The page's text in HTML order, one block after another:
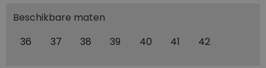
Beschikbare maten
36
37 38 39 40 41 42